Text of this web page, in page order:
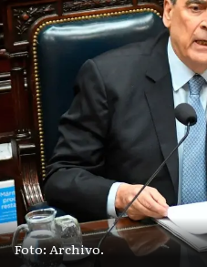
Foto: Archivo.